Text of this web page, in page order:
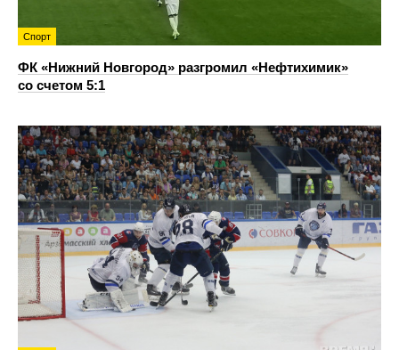
Спорт
ФК «Нижний Новгород» разгромил «Нефтихимик»
со счетом 5:1